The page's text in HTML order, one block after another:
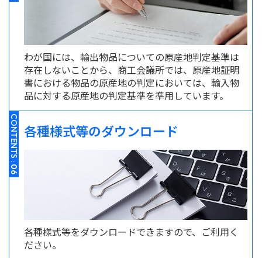
わが国には、輸出物品についての原産地判定基準は
存在しないことから、商工会議所では、原産地証明
書における物品の原産地の判定においては、輸入物
品に対する原産地の判定基準を準用しています。
CONTENTS :
06
各種様式等のダウンロード
各種様式等をダウンロードできますので、ご利用く
ださい。